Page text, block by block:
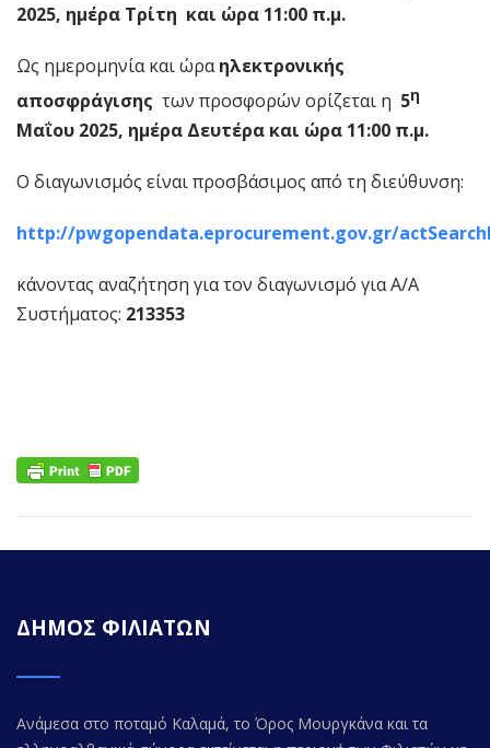
2025, ημέρα Τρίτη και ώρα 11:00 π.μ.
Ως ημερομηνία και ώραηλεκτρονικής
αποσφράγισης των προσφορών ορίζεται η 5η
Μαΐου 2025, ημέρα Δευτέρα και ώρα 11:00 π.μ.
Ο διαγωνισμός είναι προσβάσιμος από τη διεύθυνση:
http://pwgopendata.eprocurement.gov.gr/
κάνοντας αναζήτηση για τον διαγωνισμό για Α/Α
Συστήματος: 213353
ΔΗΜΟΣ ΦΙΛΙΑΤΩΝ
Ανάμεσα στο ποταμό Καλαμά, το Όρος Μουργκάνα και τα